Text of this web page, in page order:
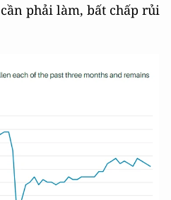
phải làm, bất chấp rủi